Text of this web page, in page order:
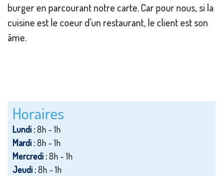
burger en parcourant notre carte. Car pour nous, si la
cuisine est le coeur d'un restaurant, le client est son
âme.
Horaires
Lundi :8h - 1h
Mardi :8h - 1h
Mercredi :8h - 1h
Jeudi :8h - 1h